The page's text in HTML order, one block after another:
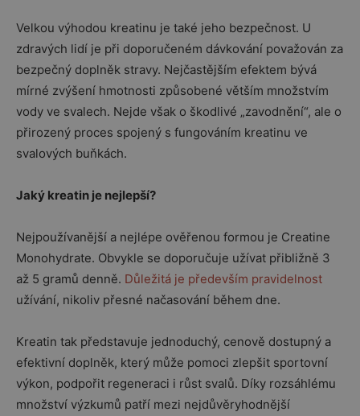
Velkou výhodou kreatinu je také jeho bezpečnost. U
zdravých lidí je při doporučeném dávkování považován za
bezpečný doplněk stravy. Nejčastějším efektem bývá
mírné zvýšení hmotnosti způsobené větším množstvím
vody ve svalech. Nejde však o škodlivé „zavodnění“, ale o
přirozený proces spojený s fungováním kreatinu ve
svalových buňkách.
Jaký kreatin je nejlepší?
Nejpoužívanější a nejlépe ověřenou formou je Creatine
Monohydrate. Obvykle se doporučuje užívat přibližně 3
až 5 gramů denně. Důležitá je především pravidelnost
užívání, nikoliv přesné načasování během dne.
Kreatin tak představuje jednoduchý, cenově dostupný a
efektivní doplněk, který může pomoci zlepšit sportovní
výkon, podpořit regeneraci i růst svalů. Díky rozsáhlému
množství výzkumů patří mezi nejdůvěryhodnější